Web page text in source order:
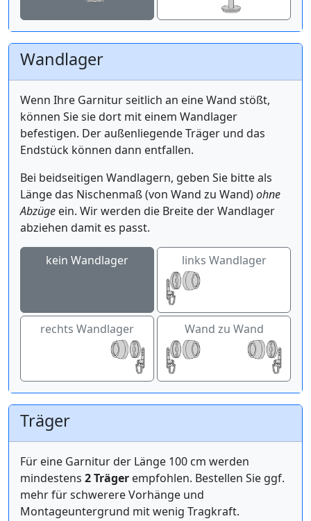
Wandlager
Wenn Ihre Garnitur seitlich an eine Wand stößt,
können Sie sie dort mit einem Wandlager
befestigen. Der außenliegende Träger und das
Endstück können dann entfallen.
Bei beidseitigen Wandlagern, geben Sie bitte als
Länge das Nischenmaß (von Wand zu Wand)ohne
Abzüge ein. Wir werden die Breite der Wandlager
abziehen damit es passt.
kein Wandlager links Wandlager
rechts Wandlager Wand zu Wand
Träger
Für eine Garnitur der Länge 100 cm werden
mindestens 2 Träger empfohlen. Bestellen Sie ggf.
mehr für schwerere Vorhänge und
Montageuntergrund mit wenig Tragkraft.